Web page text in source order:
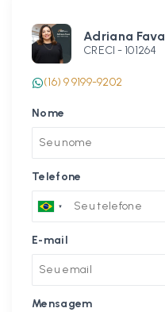
Adriana Fava
CRECI - 101264
(16) 9 9199-9202
Nome
Telefone
E-mail
Mensagem